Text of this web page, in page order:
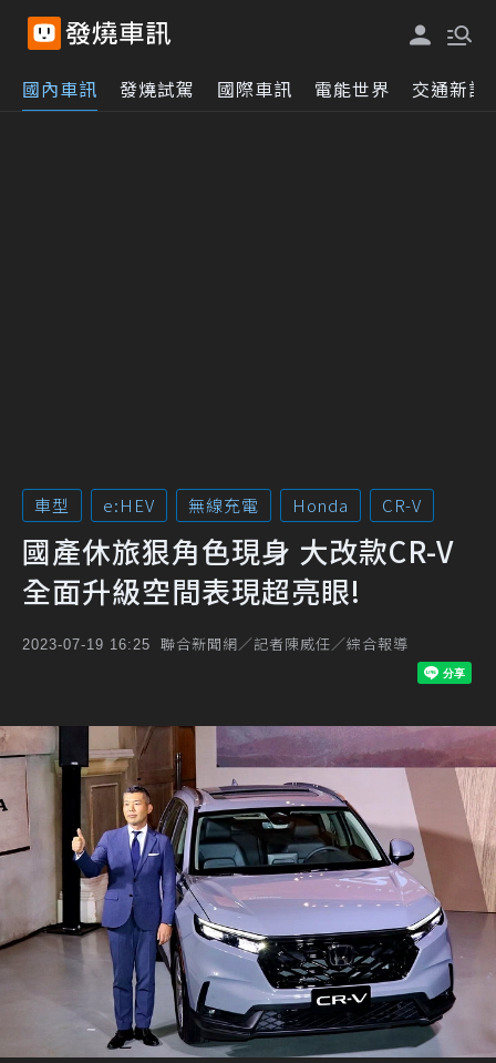
國內車訊 發燒試駕 國際車訊 電能世界 交通新訊
車型 e:HEV 無線充電 Honda CR-V
國產休旅狠角色現身 大改款CR-V
全面升級空間表現超亮眼!
2023-07-19 16:25 聯合新聞網／記者陳威任／綜合報導